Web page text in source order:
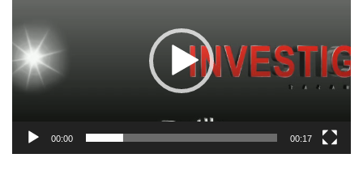
00:00 00:17